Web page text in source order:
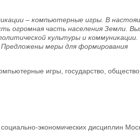
– компьютерные игры. В
огромная часть населения Земли.
культуры и коммуникации.
меры для формирования
игры, государство,
экономических дисциплин